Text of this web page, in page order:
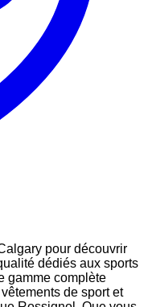
pour découvrir
dédiés aux sports
gamme complète
de sport et